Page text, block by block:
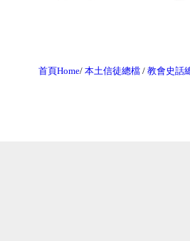
首頁Home/ 本土信徒總檔 / 教會史話